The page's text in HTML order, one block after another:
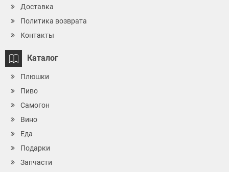
Доставка
Политика возврата
Контакты
Каталог
Плюшки
Пиво
Самогон
Вино
Еда
Подарки
Запчасти